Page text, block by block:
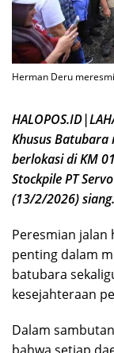
Herman Deru
Khusus Batubara
berlokasi di KM
Stockpile PT
(13/2/2026) siang.
Peresmian
penting dalam
batubara
kesejahteraan
Dalam